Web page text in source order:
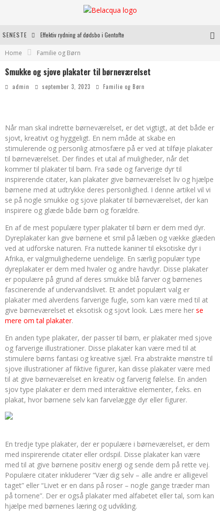
SENESTE Effektiv rydning af dødsbo i Gentofte
Vantinge Teknik: En Innovativ Løsning til Moderne Udfordringer
Home Familie og Børn
Smukke og sjove plakater til børneværelset
admin september 3, 2023 Familie og Børn
Når man skal indrette børneværelset, er det vigtigt, at det både er
sjovt, kreativt og hyggeligt. En nem måde at skabe en
stimulerende og personlig atmosfære på er ved at tilføje plakater
til børneværelset. Der findes et utal af muligheder, når det
kommer til plakater til børn. Fra søde og farverige dyr til
inspirerende citater, kan plakater give børneværelset liv og hjælpe
børnene med at udtrykke deres personlighed. I denne artikel vil vi
se på nogle smukke og sjove plakater til børneværelset, der kan
inspirere og glæde både børn og forældre.
En af de mest populære typer plakater til børn er dem med dyr.
Dyreplakater kan give børnene et smil på læben og vække glæden
ved at udforske naturen. Fra nuttede kaniner til eksotiske dyr i
Afrika, er valgmulighederne uendelige. En særlig populær type
dyreplakater er dem med hvaler og andre havdyr. Disse plakater
er populære på grund af deres smukke blå farver og børnenes
fascinerende af undervandslivet. Et andet populært valg er
plakater med alverdens farverige fugle, som kan være med til at
give børneværelset et eksotisk og sjovt look. Læs mere her se
mere om tal plakater.
En anden type plakater, der passer til børn, er plakater med sjove
og farverige illustrationer. Disse plakater kan være med til at
stimulere børns fantasi og kreative sjæl. Fra abstrakte mønstre til
sjove illustrationer af fiktive figurer, kan disse plakater være med
til at give børneværelset en kreativ og farverig følelse. En anden
sjov type plakater er dem med interaktive elementer, f.eks. en
plakat, hvor børnene selv kan farvelægge dyr eller figurer.
En tredje type plakater, der er populære i børneværelset, er dem
med inspirerende citater eller ordspil. Disse plakater kan være
med til at give børnene positiv energi og sende dem på rette vej.
Populære citater inkluderer “Vær dig selv – alle andre er alligevel
taget” eller “Livet er en dans på roser – nogle gange træder man
på tornene”. Der er også plakater med alfabetet eller tal, som kan
hjælpe med børnenes læring og udvikling.